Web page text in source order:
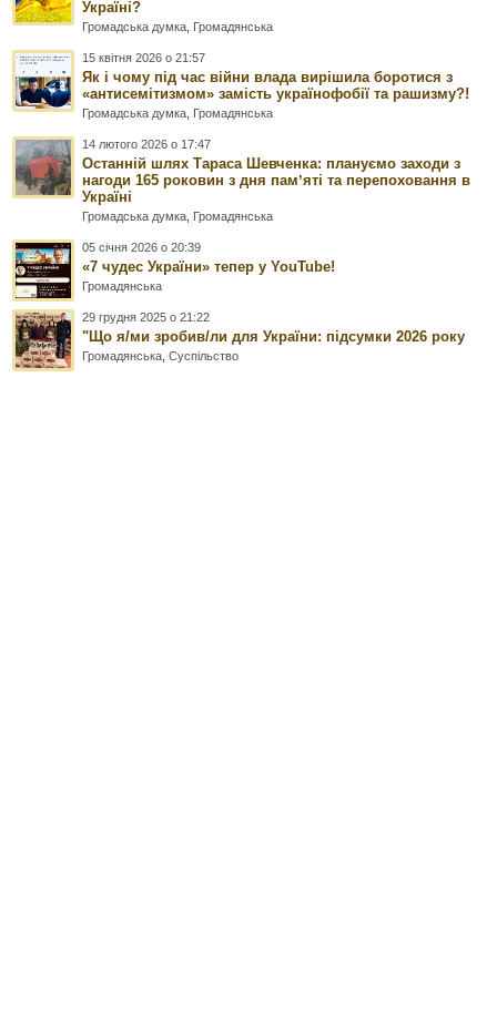
Україні?
Громадська думка Громадянська
15 квітня 2026 о 21:57
Як і чому під час війни влада вирішила боротися з
«антисемітизмом» замість українофобії та рашизму?!
Громадська думка Громадянська
14 лютого 2026 о 17:47
Останній шлях Тараса Шевченка: плануємо заходи з
нагоди 165 роковин з дня памʼяті та перепоховання в
Україні
Громадська думка Громадянська
05 січня 2026 о 20:39
«7 чудес України» тепер у YouTube!
Громадянська
29 грудня 2025 о 21:22
"Що я/ми зробив/ли для України: підсумки 2026 року
Громадянська ,Суспільство